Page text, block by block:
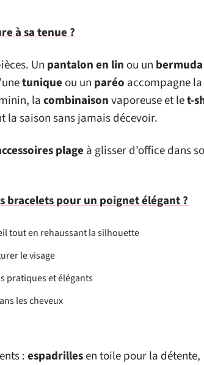
à sa tenue ?
Un pantalon en lin ou un bermuda
tunique ou un paréo accompagne la
lacombinaisonvaporeuse et let-
la saison sans jamais décevoir.
plage à glisser d’office dans
bracelets pour un poignet élégant ?
tout en rehaussant la silhouette
le visage
pratiques et élégants
les cheveux
:espadrillesen toile pour la détente,